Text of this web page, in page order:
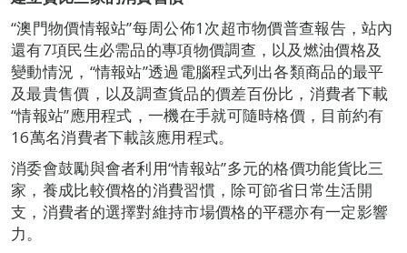
“澳門物價情報站”每周公佈1次超市物價普查報告，站內
還有7項民生必需品的專項物價調查，以及燃油價格及
變動情況，“情報站”透過電腦程式列出各類商品的最平
及最貴售價，以及調查貨品的價差百份比，消費者下載
“情報站”應用程式，一機在手就可隨時格價，目前約有
16萬名消費者下載該應用程式。
消委會鼓勵與會者利用“情報站”多元的格價功能貨比三
家，養成比較價格的消費習慣，除可節省日常生活開
支，消費者的選擇對維持市場價格的平穩亦有一定影響
力。